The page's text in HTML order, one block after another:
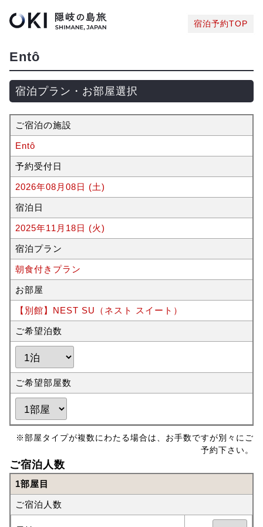
宿泊予約TOP
Entô
宿泊プラン・お部屋選択
ご宿泊の施設
Entô
予約受付日
2026年08月08日 (土)
宿泊日
2025年11月18日 (火)
宿泊プラン
朝食付きプラン
お部屋
【別館】NEST SU（ネスト スイート）
ご希望泊数
ご希望部屋数
※部屋タイプが複数にわたる場合は、お手数ですが別々にご
予約下さい。
ご宿泊人数
1部屋目
ご宿泊人数